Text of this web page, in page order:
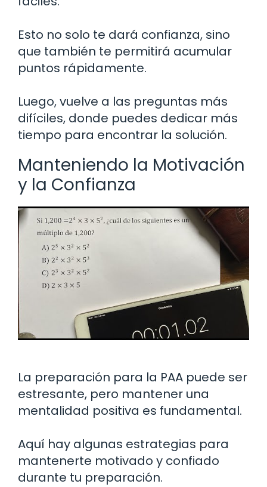
Esto no solo te dará confianza, sino
que también te permitirá acumular
puntos rápidamente.
Luego, vuelve a las preguntas más
difíciles, donde puedes dedicar más
tiempo para encontrar la solución.
Manteniendo la Motivación
y la Confianza
La preparación para la PAA puede ser
estresante, pero mantener una
mentalidad positiva es fundamental.
Aquí hay algunas estrategias para
mantenerte motivado y confiado
durante tu preparación.